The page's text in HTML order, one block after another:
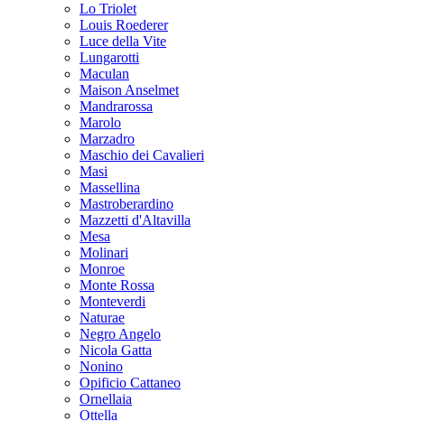
Lo Triolet
Louis Roederer
Luce della Vite
Lungarotti
Maculan
Maison Anselmet
Mandrarossa
Marolo
Marzadro
Maschio dei Cavalieri
Masi
Massellina
Mastroberardino
Mazzetti d'Altavilla
Mesa
Molinari
Monroe
Monte Rossa
Monteverdi
Naturae
Negro Angelo
Nicola Gatta
Nonino
Opificio Cattaneo
Ornellaia
Ottella